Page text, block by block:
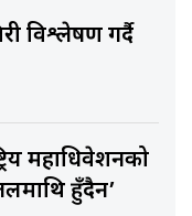
विश्लेषण गर्दै
महाधिवेशनको
हुँदैन’